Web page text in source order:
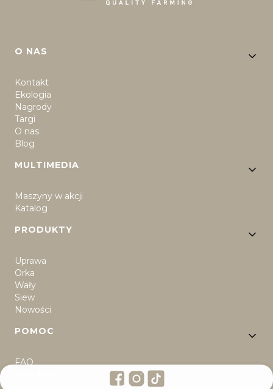
Linki w stopce
O NAS
Kontakt
Ekologia
Nagrody
Targi
O nas
Blog
MULTIMEDIA
Maszyny w akcji
Katalog
PRODUKTY
Uprawa
Orka
Wały
Siew
Nowości
POMOC
FAQ